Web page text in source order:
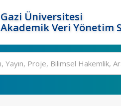
Gazi Üniversitesi
Akademik Veri Yönetim